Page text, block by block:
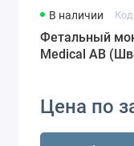
В наличии Код
Фетальный
Medical AB
Цена по